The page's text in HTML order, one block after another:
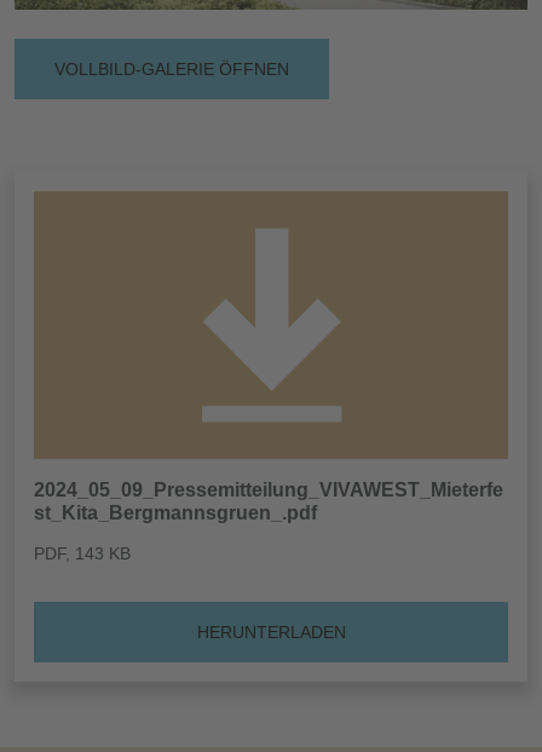
VOLLBILD-GALERIE ÖFFNEN
2024_05_09_Pressemitteilung_VIVAWEST_Mieterfe
st_Kita_Bergmannsgruen_.pdf
PDF, 143 KB
HERUNTERLADEN